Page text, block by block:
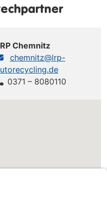
Chemnitz
chemnitz@lrp-
0371 – 8080110